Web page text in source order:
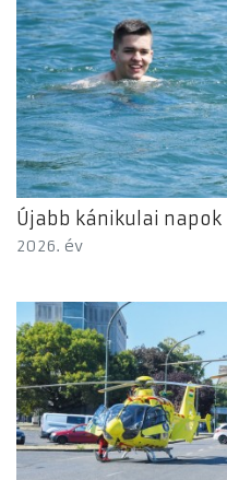
Újabb kánikulai napok
2026. év